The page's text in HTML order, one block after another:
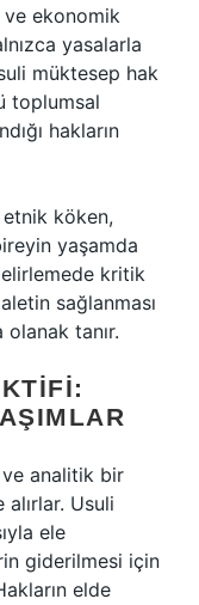
ekonomik
yasalarla
müktesep hak
toplumsal
hakların
köken,
yaşamda
kritik
sağlanması
olanak tanır.
analitik bir
alırlar. Usuli
ele
giderilmesi için
elde